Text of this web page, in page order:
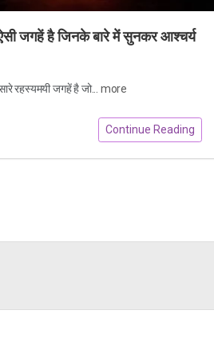
जगहें है जिनके बारे में सुनकर आश्चर्य
रहस्यमयी जगहें है जो... more
Continue Reading